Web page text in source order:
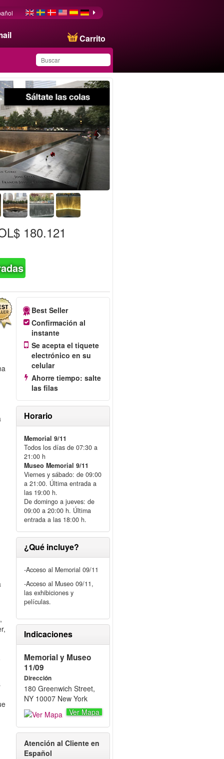
Carrito
Ha guardado este
producto en su lista
180.121
Best Seller
Confirmación al
instante
Se acepta el tiquete
electrónico en su
celular
Ahorre tiempo: salte
las filas
Horario
Memorial 9/11
Todos los días de 07:30 a
21:00 h
Museo Memorial 9/11
Viernes y sábado: de 09:00
a 21:00. Última entrada a
las 19:00 h.
De domingo a jueves: de
09:00 a 20:00 h. Última
entrada a las 18:00 h.
¿Qué incluye?
-Acceso al Memorial 09/11
-Acceso al Museo 09/11,
las exhibiciones y
películas.
Indicaciones
Memorial y Museo
11/09
Dirección
180 Greenwich Street,
NY 10007 New York
Ver Mapa
Atención al Cliente en
Español